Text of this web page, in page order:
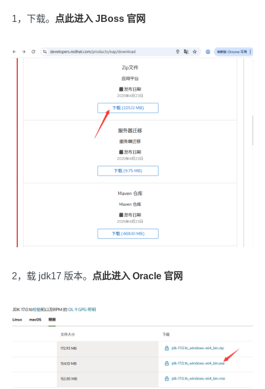
1，下载。 点此进入 JBoss 官网
2，载 jdk17 版本。 点此进入 Oracle 官网